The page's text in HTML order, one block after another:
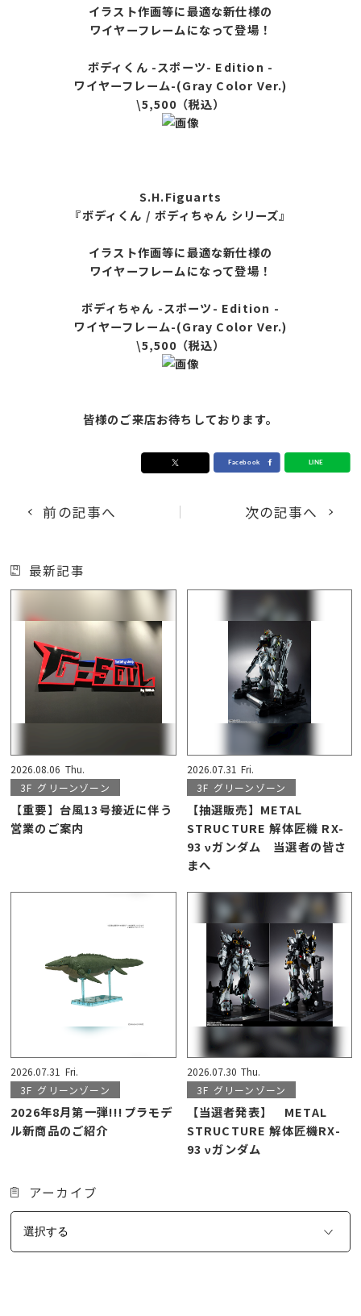
イラスト作画等に最適な新仕様の
ワイヤーフレームになって登場！
ボディくん -スポーツ- Edition -
ワイヤーフレーム-(Gray Color Ver.)
\5,500（税込）
S.H.Figuarts
『ボディくん / ボディちゃん シリーズ』
イラスト作画等に最適な新仕様の
ワイヤーフレームになって登場！
ボディちゃん -スポーツ- Edition -
ワイヤーフレーム-(Gray Color Ver.)
\5,500（税込）
皆様のご来店お待ちしております。
前の記事へ 次の記事へ
最新記事
2026.08.06 Thu.
3F グリーンゾーン
【重要】台風13号接近に伴う
営業のご案内
2026.07.31 Fri.
3F グリーンゾーン
【抽選販売】METAL
STRUCTURE 解体匠機 RX-
93 νガンダム 当選者の皆さ
まへ
2026.07.31 Fri.
3F グリーンゾーン
2026年8月第一弾!!!プラモデ
ル新商品のご紹介
2026.07.30 Thu.
3F グリーンゾーン
【当選者発表】 METAL
STRUCTURE 解体匠機RX-
93 νガンダム
アーカイブ